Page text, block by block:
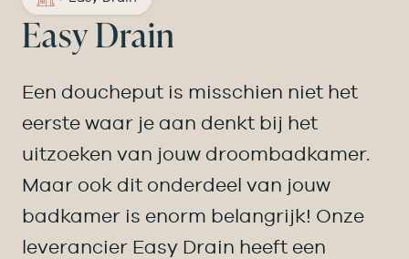
Easy Drain
Een doucheput is misschien niet het
eerste waar je aan denkt bij het
uitzoeken van jouw droombadkamer.
Maar ook dit onderdeel van jouw
badkamer is enorm belangrijk! Onze
leverancier Easy Drain heeft een